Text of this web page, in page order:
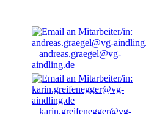
andreas.graegel@vg-
aindling.de
karin.greifenegger@vg-